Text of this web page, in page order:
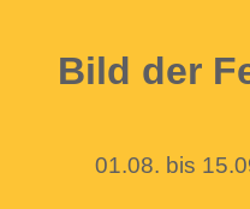
Bild der
01.08. bis